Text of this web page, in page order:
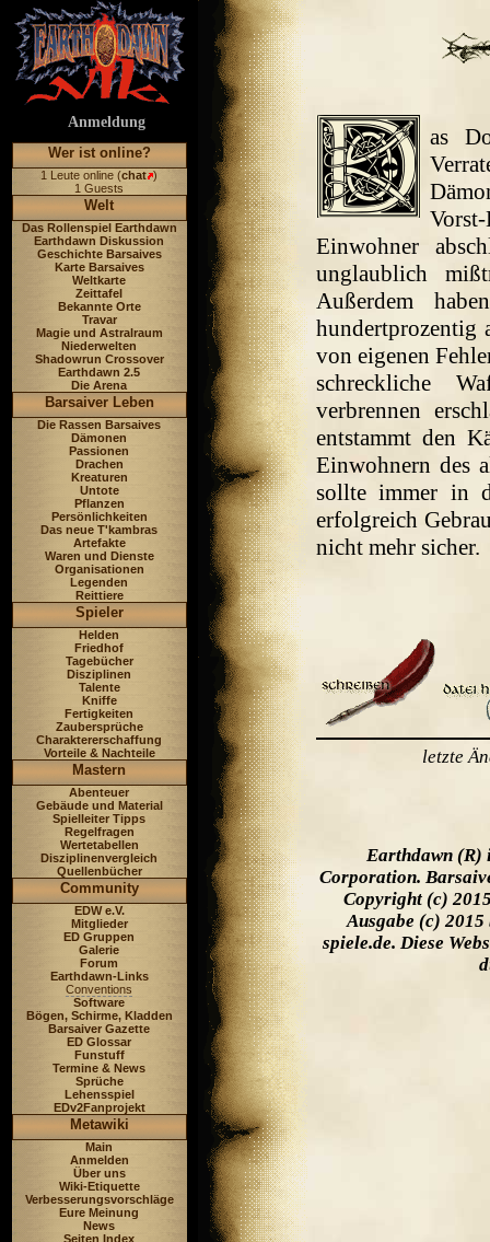
Anmeldung
Wer ist online?
1 Leute online (chat )
1 Guests
Welt
Das Rollenspiel Earthdawn
Earthdawn Diskussion
Geschichte Barsaives
Karte Barsaives
Weltkarte
Zeittafel
Bekannte Orte
Travar
Magie und Astralraum
Niederwelten
Shadowrun Crossover
Earthdawn 2.5
Die Arena
Barsaiver Leben
Die Rassen Barsaives
Dämonen
Passionen
Drachen
Kreaturen
Untote
Pflanzen
Persönlichkeiten
Das neue T'kambras
Artefakte
Waren und Dienste
Organisationen
Legenden
Reittiere
Spieler
Helden
Friedhof
Tagebücher
Disziplinen
Talente
Kniffe
Fertigkeiten
Zaubersprüche
Charaktererschaffung
Vorteile & Nachteile
Mastern
Abenteuer
Gebäude und Material
Spielleiter Tipps
Regelfragen
Wertetabellen
Disziplinenvergleich
Quellenbücher
Community
EDW e.V.
Mitglieder
ED Gruppen
Galerie
Forum
Earthdawn-Links
Conventions
Software
Bögen, Schirme, Kladden
Barsaiver Gazette
ED Glossar
Funstuff
Termine & News
Sprüche
Lehensspiel
EDv2Fanprojekt
Metawiki
Main
Anmelden
Über uns
Wiki-Etiquette
Verbesserungsvorschläge
Eure Meinung
News
Seiten Index
as
Einwohner
unglaublich
Außerdem
hundertprozentig
von eigenen
schreckliche
verbrennen
entstammt den
Einwohnern des
sollte immer in
erfolgreich
nicht mehr sicher.
letzte
Earthdawn (R)
Corporation.
Copyright (c)
Ausgabe (c) 2015
spiele.de. Diese